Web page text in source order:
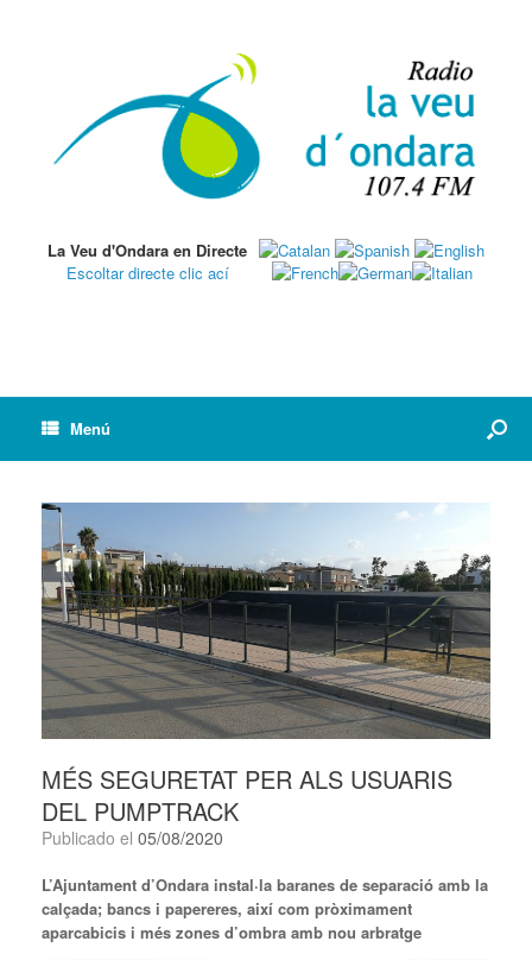
La Veu d'Ondara en Directe
Escoltar directe clic ací
Menú
MÉS SEGURETAT PER ALS USUARIS
DEL PUMPTRACK
Publicado el 05/08/2020
L’Ajuntament d’Ondara instal·la baranes de separació amb la
calçada; bancs i papereres, així com pròximament
aparcabicis i més zones d’ombra amb nou arbratge